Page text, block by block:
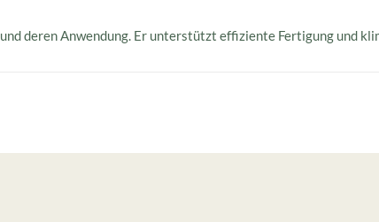
deren Anwendung. Er unterstützt effiziente Fertigung und